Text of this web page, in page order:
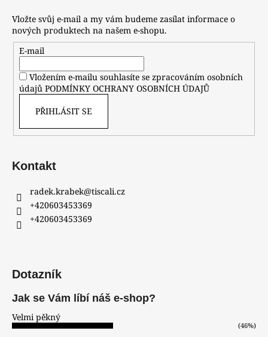
Vložte svůj e-mail a my vám budeme zasílat informace o
nových produktech na našem e-shopu.
E-mail
Vložením e-mailu souhlasíte se zpracováním osobních
údajů PODMÍNKY OCHRANY OSOBNÍCH ÚDAJŮ
PŘIHLÁSIT SE
Kontakt
radek.krabek@tiscali.cz
+420603453369
+420603453369
Dotazník
Jak se Vám líbí náš e-shop?
Velmi pěkný
(46%)